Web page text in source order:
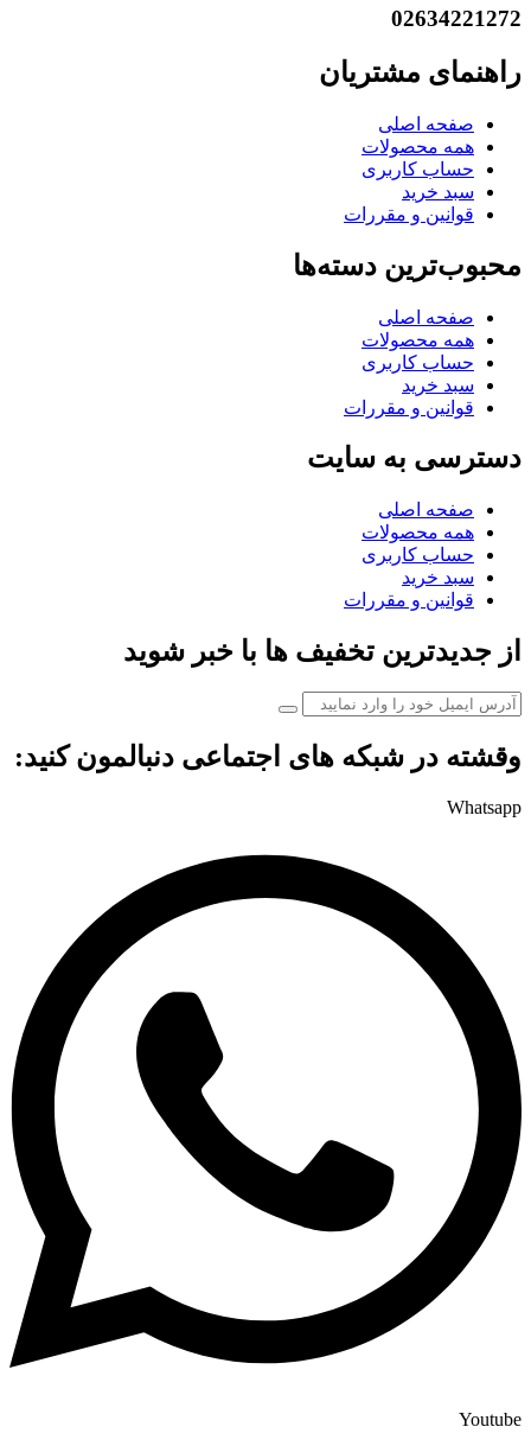
02634221272
راهنمای مشتریان
صفحه اصلی
همه محصولات
حساب کاربری
سبد خرید
قوانین و مقررات
محبوب‌ترین دسته‌ها
صفحه اصلی
همه محصولات
حساب کاربری
سبد خرید
قوانین و مقررات
دسترسی به سایت
صفحه اصلی
همه محصولات
حساب کاربری
سبد خرید
قوانین و مقررات
از جدیدترین تخفیف ها با خبر شوید
وقشته در شبکه های اجتماعی دنبالمون کنید:
Whatsapp
Youtube